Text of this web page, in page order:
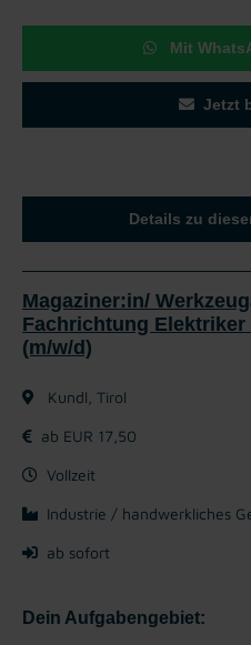
Mit
Jetzt
Details zu
Magaziner:in/
Fachrichtung Elektriker
(m/w/d)
Kundl, Tirol
ab EUR 17,50
Vollzeit
Industrie / handwerkliches
ab sofort
Dein Aufgabengebiet: